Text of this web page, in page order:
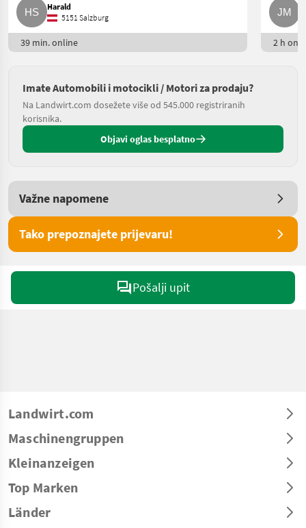
Harald
5151 Salzburg
39 min. online 2 h
Imate Automobili i motocikli / Motori za prodaju?
Na Landwirt.com dosežete više od 545.000 registriranih
korisnika.
Objavi oglas besplatno
Važne napomene
Tako prepoznajete prijevaru!
Pošalji upit
Landwirt.com
Maschinengruppen
Kleinanzeigen
Top Marken
Länder